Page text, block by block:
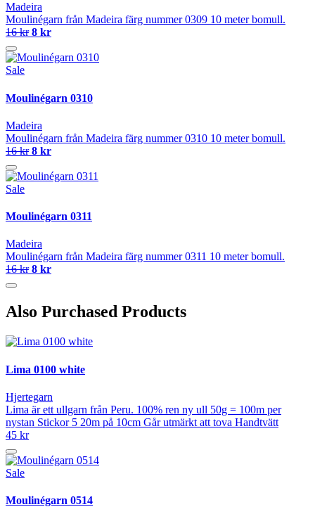
Madeira
Moulinégarn från Madeira färg nummer 0309 10 meter bomull.
16 kr 8 kr
Sale
Moulinégarn 0310
Madeira
Moulinégarn från Madeira färg nummer 0310 10 meter bomull.
16 kr 8 kr
Sale
Moulinégarn 0311
Madeira
Moulinégarn från Madeira färg nummer 0311 10 meter bomull.
16 kr 8 kr
Also Purchased Products
Lima 0100 white
Hjertegarn
Lima är ett ullgarn från Peru. 100% ren ny ull 50g = 100m per
nystan Stickor 5 20m på 10cm Går utmärkt att tova Handtvätt
45 kr
Sale
Moulinégarn 0514